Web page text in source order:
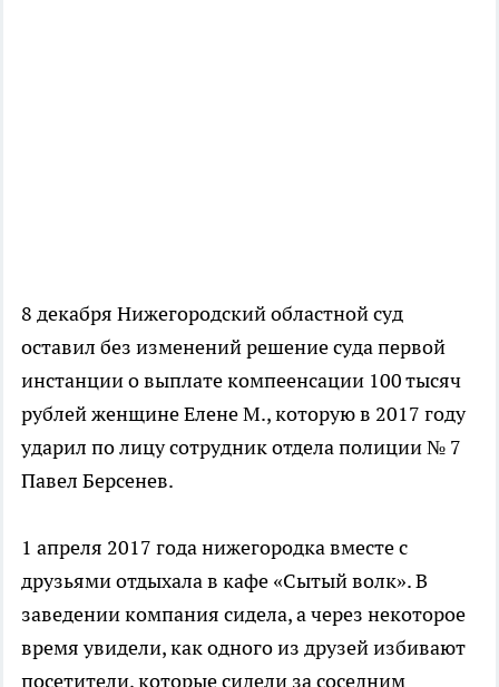
8 декабря Нижегородский областной суд
оставил без изменений решение суда первой
инстанции о выплате компеенсации 100 тысяч
рублей женщине Елене М., которую в 2017 году
ударил по лицу сотрудник отдела полиции № 7
Павел Берсенев.
1 апреля 2017 года нижегородка вместе с
друзьями отдыхала в кафе «Сытый волк». В
заведении компания сидела, а через некоторое
время увидели, как одного из друзей избивают
посетители, которые сидели за соседним